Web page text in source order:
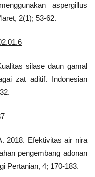
aspergillus
2(1); 53-62.
silase daun gamal
zat aditif. Indonesian
2018. Efektivitas air nira
pengembang adonan
Pertanian, 4; 170-183.